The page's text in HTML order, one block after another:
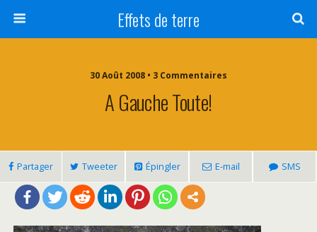
Effets de terre
30 Août 2008 • 3 Commentaires
A Gauche Toute!
Partager Tweeter Épingler E-mail SMS